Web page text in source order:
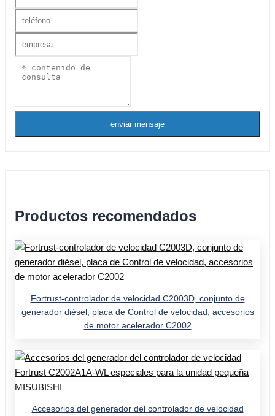
enviar mensaje
Productos recomendados
Fortrust-controlador de velocidad C2003D, conjunto de
generador diésel, placa de Control de velocidad, accesorios
de motor acelerador C2002
Accesorios del generador del controlador de velocidad